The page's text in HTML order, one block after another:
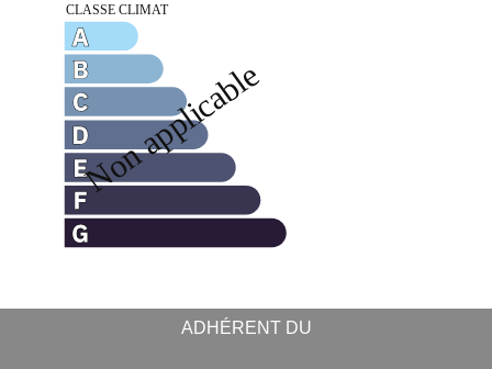
ADHÉRENT DU